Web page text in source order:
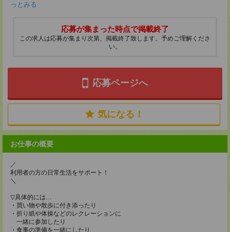
っとみる
応募が集まった時点で掲載終了
この求人は応募が集まり次第、掲載終了致します。予めご理解くださ
い。
応募ページへ
気になる！
お仕事の概要
／
利用者の方の日常生活をサポート！
＼
▽具体的には…
・買い物や散歩に付き添ったり
・折り紙や体操などのレクレーションに
一緒に参加したり
・食事の準備を一緒にしたり